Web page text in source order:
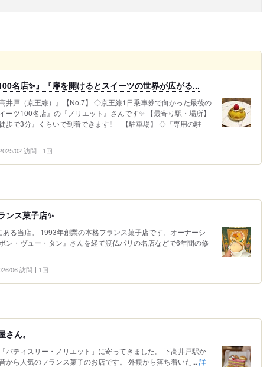
名店✨』『扉を開けるとスイーツの世界が広がる...
井戸（京王線）』【No.7】 ◇京王線1日乗車券で向かった最後の
ーツ100名店』の『ノリエット』さんです✨ 【最寄り駅・場所】
歩で3分』くらいで到着できます‼️ 【駐車場】 ◇『専用の駐
02 訪問 1回
ンス菓子店✨
る当店。 1993年創業の本格フランス菓子店です。オーナーシ
ン・ヴュー・タン』さんを経て渡仏パリの名店などで6年間の修
06 訪問 1回
ん。
パティスリー・ノリエット」に寄ってきました。 下高井戸駅か
から人気のフランス菓子のお店です。 外観から落ち着いた... 詳